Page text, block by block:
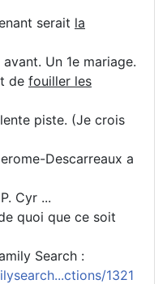
serait la
Un 1e mariage.
de fouiller les
piste. (Je crois
Descarreaux a
Cyr ...
quoi que ce soit
Search :
1321